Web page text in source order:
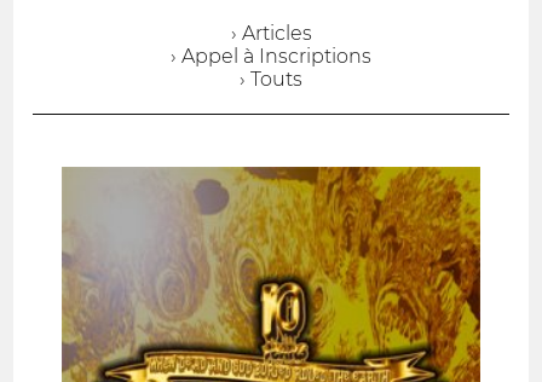
› Articles
› Appel à Inscriptions
› Touts